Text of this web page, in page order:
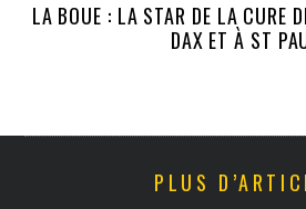
LA BOUE : LA STAR DE LA CURE
DAX ET À ST
PLUS